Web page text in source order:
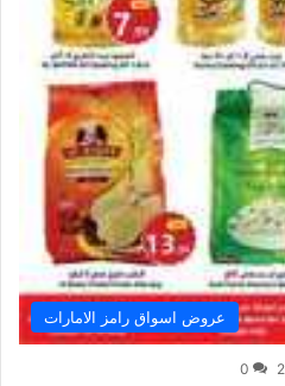
عروض اسواق رامز الامارات
0